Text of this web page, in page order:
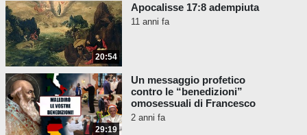
colpevoli fossero consegnati all'autorità
secolare per la punizione.
Non crediamo che sia solo una coincidenza
che Francesco abbia denunciato l'uso della
parola 'crimine' in relazione agli atti
omosessuali, mentre la Chiesa cattolica e
Dio collegano specificamente la parola
crimine agli atti omosessuali.
20:54
Apocalisse 17:8 adempiuta
11 anni fa
29:19
Un messaggio profetico
contro le “benedizioni”
omosessuali di Francesco
2 anni fa